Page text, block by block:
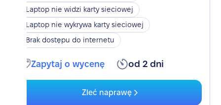
Laptop nie widzi karty sieciowej
Laptop nie wykrywa karty sieciowej
Brak dostępu do internetu
Zapytaj o wycenę od 2 dni
Zleć naprawę